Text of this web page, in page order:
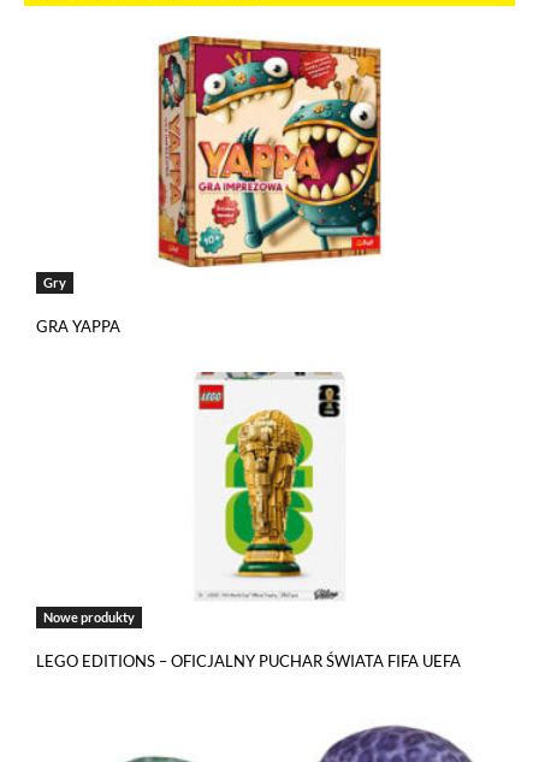
Gry
GRA YAPPA
Nowe produkty
LEGO EDITIONS – OFICJALNY PUCHAR ŚWIATA FIFA UEFA